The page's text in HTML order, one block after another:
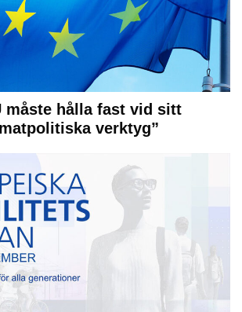
måste hålla fast vid sitt
verktyg”